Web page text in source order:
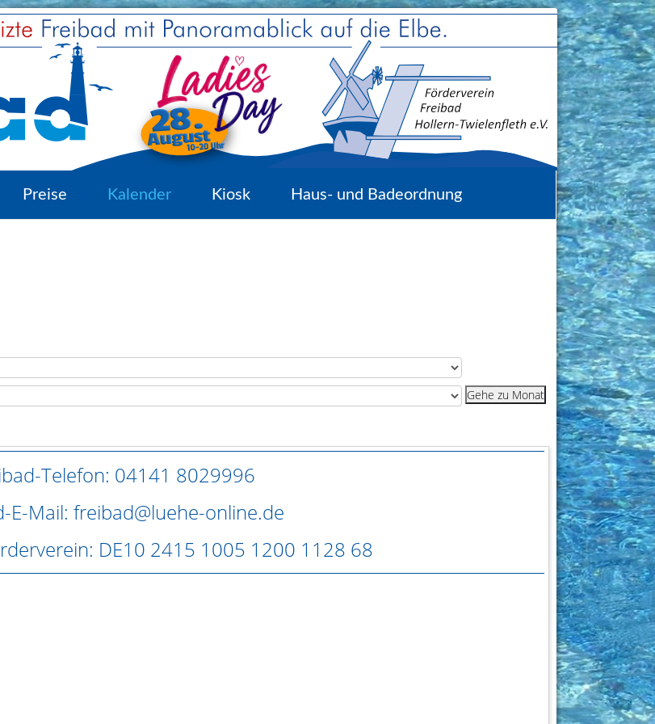
Preise Kalender Kiosk Haus- und Badeordnung
Gehe zu Monat
Telefon: 04141 8029996
E-Mail: freibad@luehe-online.de
DE10 2415 1005 1200 1128 68